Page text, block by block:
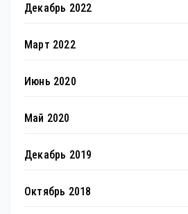
Декабрь 2022
Март 2022
Июнь 2020
Май 2020
Декабрь 2019
Октябрь 2018